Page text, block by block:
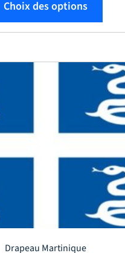
Choix des options
Drapeau Martinique